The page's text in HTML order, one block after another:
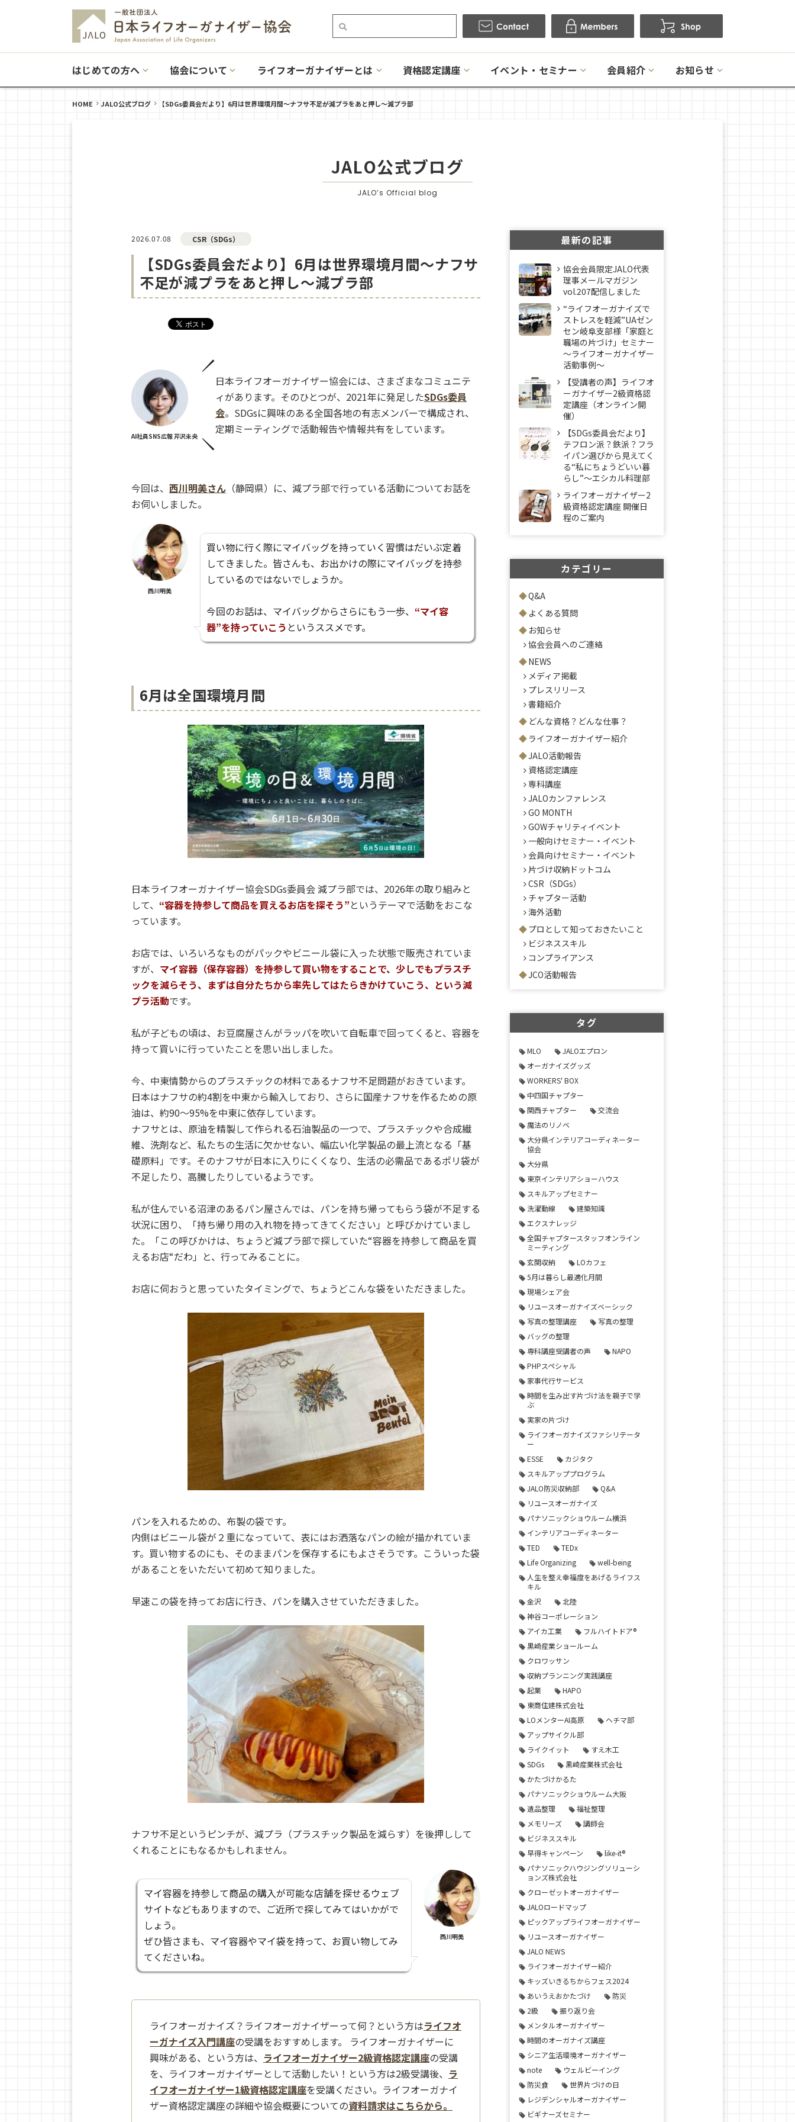
はじめての方へ 協会について ライフオーガナイザーとは 資格認定講座 イベント・セミナー 会員紹介 お知らせ
HOME JALO公式ブログ 【SDGs委員会だより】6月は世界環境月間～ナフサ不足が減プラをあと押し～減プラ部
JALO公式ブログ
JALO’s Official blog
2026.07.08 CSR（SDGs）
【SDGs委員会だより】6月は世界環境月間～ナフサ
不足が減プラをあと押し～減プラ部
AI社員SNS広報 芹沢未央
日本ライフオーガナイザー協会には、さまざまなコミュニテ
ィがあります。そのひとつが、2021年に発足したSDGs委員
会。SDGsに興味のある全国各地の有志メンバーで構成され、
定期ミーティングで活動報告や情報共有をしています。
今回は、 西川明美さん （静岡県）に、減プラ部で行っている活動についてお話を
お伺いしました。
西川明美
買い物に行く際にマイバッグを持っていく習慣はだいぶ定着
してきました。皆さんも、お出かけの際にマイバッグを持参
しているのではないでしょうか。
今回のお話は、マイバッグからさらにもう一歩、 “マイ容
器”を持っていこう というススメです。
6月は全国環境月間
日本ライフオーガナイザー協会SDGs委員会 減プラ部では、2026年の取り組みと
して、 “容器を持参して商品を買えるお店を探そう”というテーマで活動をおこな
っています。
お店では、いろいろなものがパックやビニール袋に入った状態で販売されていま
すが、 マイ容器（保存容器）を持参して買い物をすることで、少しでもプラスチ
ックを減らそう、まずは自分たちから率先してはたらきかけていこう、という減
プラ活動です。
私が子どもの頃は、お豆腐屋さんがラッパを吹いて自転車で回ってくると、容器を
持って買いに行っていたことを思い出しました。
今、中東情勢からのプラスチックの材料であるナフサ不足問題がおきています。
日本はナフサの約4割を中東から輸入しており、さらに国産ナフサを作るための原
油は、約90〜95%を中東に依存しています。
ナフサとは、原油を精製して作られる石油製品の一つで、プラスチックや合成繊
維、洗剤など、私たちの生活に欠かせない、幅広い化学製品の最上流となる「基
礎原料」です。そのナフサが日本に入りにくくなり、生活の必需品であるポリ袋が
不足したり、高騰したりしているようです。
私が住んでいる沼津のあるパン屋さんでは、パンを持ち帰ってもらう袋が不足する
状況に困り、「持ち帰り用の入れ物を持ってきてください」と呼びかけていまし
た。「この呼びかけは、ちょうど減プラ部で探していた“容器を持参して商品を買
えるお店“だわ」と、行ってみることに。
お店に伺おうと思っていたタイミングで、ちょうどこんな袋をいただきました。
パンを入れるための、布製の袋です。
内側はビニール袋が２重になっていて、表にはお洒落なパンの絵が描かれていま
す。買い物するのにも、そのままパンを保存するにもよさそうです。こういった袋
があることをいただいて初めて知りました。
早速この袋を持ってお店に行き、パンを購入させていただきました。
ナフサ不足というピンチが、減プラ（プラスチック製品を減らす）を後押しして
くれることにもなるかもしれません。
マイ容器を持参して商品の購入が可能な店舗を探せるウェブ
サイトなどもありますので、ご近所で探してみてはいかがで
しょう。
ぜひ皆さまも、マイ容器やマイ袋を持って、お買い物してみ
てくださいね。
西川明美
ライフオーガナイズ？ライフオーガナイザーって何？という方はライフオ
ーガナイズ入門講座の受講をおすすめします。 ライフオーガナイザーに
興味がある、という方は、 ライフオーガナイザー2級資格認定講座の受講
を、ライフオーガナイザーとして活動したい！という方は2級受講後、 ラ
イフオーガナイザー1級資格認定講座を受講ください。ライフオーガナイ
ザー資格認定講座の詳細や協会概要についての資料請求はこちらから。
最新の記事
協会会員限定JALO代表
理事メールマガジン
vol.207配信しました
“ライフオーガナイズで
ストレスを軽減”UAゼン
セン岐阜支部様「家庭と
職場の片づけ」セミナー
～ライフオーガナイザー
活動事例〜
【受講者の声】ライフオ
ーガナイザー2級資格認
定講座（オンライン開
催）
【SDGs委員会だより】
テフロン派？鉄派？フラ
イパン選びから見えてく
る“私にちょうどいい暮
らし”～エシカル料理部
ライフオーガナイザー2
級資格認定講座 開催日
程のご案内
カテゴリー
Q&A
よくある質問
お知らせ
協会会員へのご連絡
NEWS
メディア掲載
プレスリリース
書籍紹介
どんな資格？どんな仕事？
ライフオーガナイザー紹介
JALO活動報告
資格認定講座
専科講座
JALOカンファレンス
GO MONTH
GOWチャリティイベント
一般向けセミナー・イベント
会員向けセミナー・イベント
片づけ収納ドットコム
CSR（SDGs）
チャプター活動
海外活動
プロとして知っておきたいこと
ビジネススキル
コンプライアンス
JCO活動報告
タグ
MLO
JALOエプロン
オーガナイズグッズ
WORKERS' BOX
中四国チャプター
関西チャプター
交流会
魔法のリノベ
大分県インテリアコーディネーター
協会
大分県
東京インテリアショーハウス
スキルアップセミナー
洗濯動線
建築知識
エクスナレッジ
全国チャプタースタッフオンライン
ミーティング
玄関収納
LOカフェ
5月は暮らし最適化月間
現場シェア会
リユースオーガナイズベーシック
写真の整理講座
写真の整理
バッグの整理
専科講座受講者の声
NAPO
PHPスペシャル
家事代行サービス
時間を生み出す片づけ法を親子で学
ぶ
実家の片づけ
ライフオーガナイズファシリテータ
ー
ESSE
カジタク
スキルアッププログラム
JALO防災収納部
Q&A
リユースオーガナイズ
パナソニックショウルーム横浜
インテリアコーディネーター
TED
TEDx
Life Organizing
well-being
人生を整え幸福度をあげるライフス
キル
金沢
北陸
神谷コーポレーション
アイカ工業
フルハイトドア®
黒崎産業ショールーム
クロワッサン
収納プランニング実践講座
起業
HAPO
東商住建株式会社
LOメンターAI高原
ヘチマ部
アップサイクル部
ライクイット
すえ木工
SDGs
黒崎産業株式会社
かたづけかるた
パナソニックショウルーム大阪
遺品整理
福祉整理
メモリーズ
講師会
ビジネススキル
早得キャンペーン
like-it®
パナソニックハウジングソリューシ
ョンズ株式会社
クローゼットオーガナイザー
JALOロードマップ
ピックアップライフオーガナイザー
リユースオーガナイザー
JALO NEWS
ライフオーガナイザー紹介
キッズいきるちからフェス2024
あいうえおかたづけ
防災
2級
振り返り会
メンタルオーガナイザー
時間のオーガナイズ講座
シニア生活環境オーガナイザー
note
ウェルビーイング
防災食
世界片づけの日
レジデンシャルオーガナイザー
ビギナーズセミナー